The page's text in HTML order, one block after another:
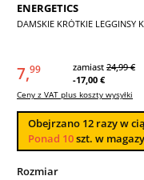
ENERGETICS
DAMSKIE KRÓTKIE LEGGINSY
7,99 zamiast 24,99 €
-17,00 €
Ceny z VAT plus koszty wysyłki
Obejrzano 12 razy w
Ponad 10szt. w
Wybierz
Rozmiar